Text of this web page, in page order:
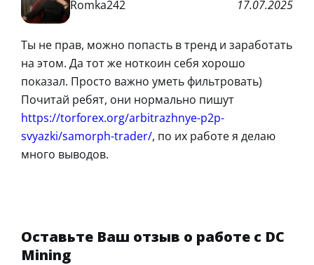
Romka242 17.07.2025
Ты не прав, можно попасть в тренд и заработать
на этом. Да тот же ноткоин себя хорошо
показал. Просто важно уметь фильтровать)
Почитай ребят, они нормально пишут
https://torforex.org/arbitrazhnye-p2p-
svyazki/samorph-trader/, по их работе я делаю
много выводов.
Оставьте Ваш отзыв о работе с DC
Mining